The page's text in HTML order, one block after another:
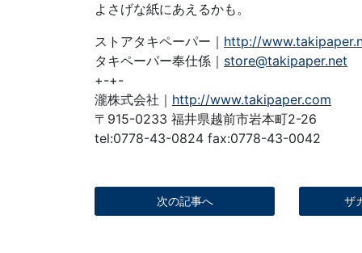
よさげな紙にあえるかも。
ストアタキペーパー｜ http://
タキペーパー奉仕係｜ store@takipaper.net
+-+-
瀧株式会社｜ http://www.takipaper.com
〒915-0233 福井県越前市岩本町2-26
tel:0778-43-0824 fax:0778-43-0042
次の記事へ ザ